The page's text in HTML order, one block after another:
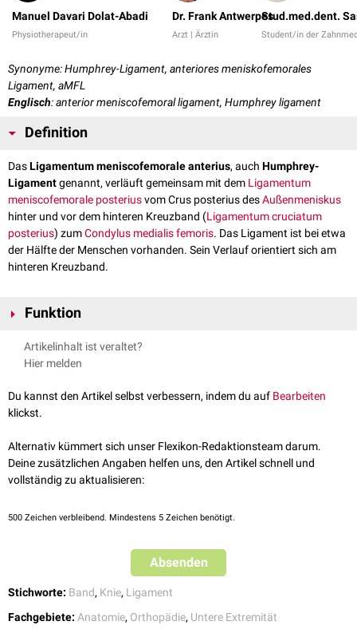
Manuel Davari Dolat-Abadi
Physiotherapeut/in
Dr. Frank Antwerpes
Arzt | Ärztin
Stud.med.dent.
Student/in der
Synonyme: Humphrey-Ligament, anteriores meniskofemorales
Ligament, aMFL
Englisch: anterior meniscofemoral ligament, Humphrey ligament
Definition
DasLigamentum meniscofemorale anterius, auch Humphrey-
Ligamentgenannt, verläuft gemeinsam mit dem Ligamentum
meniscofemorale posteriusvom Crus posterius desAußenmeniskus
hinter und vor dem hinteren Kreuzband (Ligamentum cruciatum
posterius) zumCondylus medialis femoris. Das Ligament ist bei etwa
der Hälfte der Menschen vorhanden. Sein Verlauf orientiert sich am
hinteren Kreuzband.
Funktion
Das Ligament ist als synergistische
cruciatum posterius zu verstehen und trägt zur Stabilisierung des
Kniegelenk gespannt.
Artikelinhalt ist veraltet?
Hier melden
Du kannst den Artikel selbst verbessern, indem du auf Bearbeiten
klickst.
Alternativ kümmert sich unser Flexikon-Redaktionsteam darum.
Deine zusätzlichen Angaben helfen uns, den Artikel schnell und
vollständig zu aktualisieren:
500 Zeichen verbleibend. Mindestens 5 Zeichen benötigt.
Absenden
Stichworte: Band, Knie, Ligament
Fachgebiete: Anatomie, Orthopädie, Untere Extremität